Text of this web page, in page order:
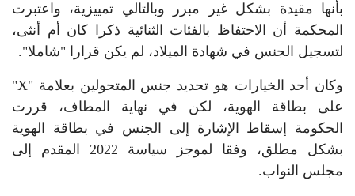
بأنها مقيدة بشكل غير مبرر وبالتالي تمييزية، واعتبرت
المحكمة أن الاحتفاظ بالفئات الثنائية ذكرا كان أم أنثى،
لتسجيل الجنس في شهادة الميلاد، لم يكن قرارا "شاملا".
وكان أحد الخيارات هو تحديد جنس المتحولين بعلامة "X"
على بطاقة الهوية، لكن في نهاية المطاف، قررت
الحكومة إسقاط الإشارة إلى الجنس في بطاقة الهوية
بشكل مطلق، وفقا لموجز سياسة 2022 المقدم إلى
مجلس النواب.